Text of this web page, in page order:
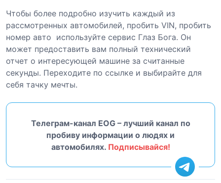
Чтобы более подробно изучить каждый из
рассмотренных автомобилей, пробить VIN, пробить
номер авто используйте сервис Глаз Бога. Он
может предоставить вам полный технический
отчет о интересующей машине за считанные
секунды. Переходите по ссылке и выбирайте для
себя тачку мечты.
Телеграм-канал EOG – лучший канал по
пробиву информации о людях и
автомобилях. Подписывайся!